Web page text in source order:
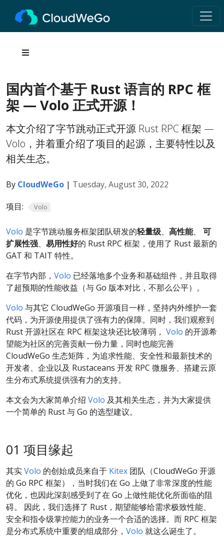
国内首个基于 Rust 语言的 RPC 框
架 — Volo 正式开源！
本文介绍了字节跳动正式开源 Rust RPC 框架 —
Volo，并着重介绍了项目的起源，主要特性以及
相关生态。
By CloudWeGo | Tuesday, August 30, 2022
项目:
Volo
Volo 是字节跳动服务框架团队研发的轻量级、 高性能、 可
扩展性强、 易用性好的 Rust RPC 框架，使用了 Rust 最新的
GAT 和 TAIT 特性。
在字节内部， Volo 已经落地多个业务和基础组件，并且取得
了超预期的性能收益（与 Go 版本对比，不那么公平）。
Volo 与其它 CloudWeGo 开源项目一样，坚持内外维护一套
代码，为开源使用提供了强有力的保障。同时，我们观察到
Rust 开源社区在 RPC 框架这块还比较薄弱， Volo 的开源希
望能为社区的完善贡献一份力量，同时也能完善
CloudWeGo 生态矩阵，为追求性能、安全性和最新技术的
开发者、企业以及 Rustaceans 开发 RPC 微服务、搭建云原
生分布式系统提供强有力的支持。
本文会为大家简单介绍 Volo 及其相关生态，并为大家提供
一个简单的 Rust 与 Go 的选型建议。
01 项目缘起
其实Volo 的创始成员来自于 Kitex 团队（CloudWeGo 开源
的 Go RPC 框架），当时我们在 Go 上做了非常深度的性能
优化，也因此深刻感受到了在 Go 上做性能优化所面临的阻
碍。 因此，我们选择了 Rust，期望能够给需求极致性能、
安全和指令级掌控能力的业务一个合适的选择。而 RPC 框架
是分布式系统中重要的组成部分， Volo 就这么诞生了。